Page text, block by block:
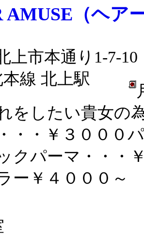
AMUSE（ヘア
上市本通り1-7-10
本線 北上駅
をしたい貴女の
・・￥３０００
クパーマ・・・
ー￥４０００～